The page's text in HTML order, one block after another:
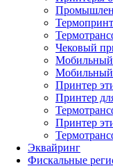
Чековый
Мобильный
Мобильный
Принтер
Принтер
Принтер
Эквайринг
Фискальные